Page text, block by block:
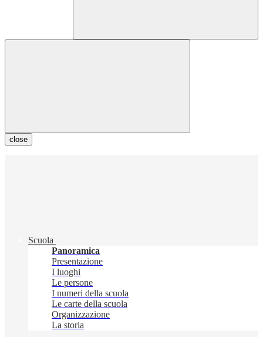
close
Scuola
Panoramica
Presentazione
I luoghi
Le persone
I numeri della scuola
Le carte della scuola
Organizzazione
La storia